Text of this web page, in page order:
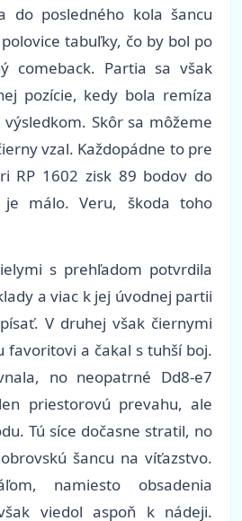
do posledného kola šancu
tabuľky, čo by bol po
comeback. Partia sa však
pozície, kedy bola remíza
Skôr sa môžeme
vzal. Každopádne to pre
RP 1602 zisk 89 bodov do
málo. Veru, škoda toho
s prehľadom potvrdila
a viac k jej úvodnej partii
V druhej však čiernymi
favoritovi a čakal s tuhší boj.
no neopatrné Dd8-e7
priestorovú prevahu, ale
Tú síce dočasne stratil, no
šancu na víťazstvo.
namiesto obsadenia
viedol aspoň k nádeji.